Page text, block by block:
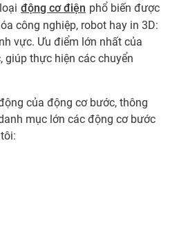
động cơ điện phổ biến được
công nghiệp, robot hay in 3D:
vực. Ưu điểm lớn nhất của
giúp thực hiện các chuyển
của động cơ bước, thông
mục lớn các động cơ bước